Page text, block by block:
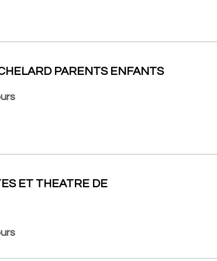
PARENTS ENFANTS
ET THEATRE DE